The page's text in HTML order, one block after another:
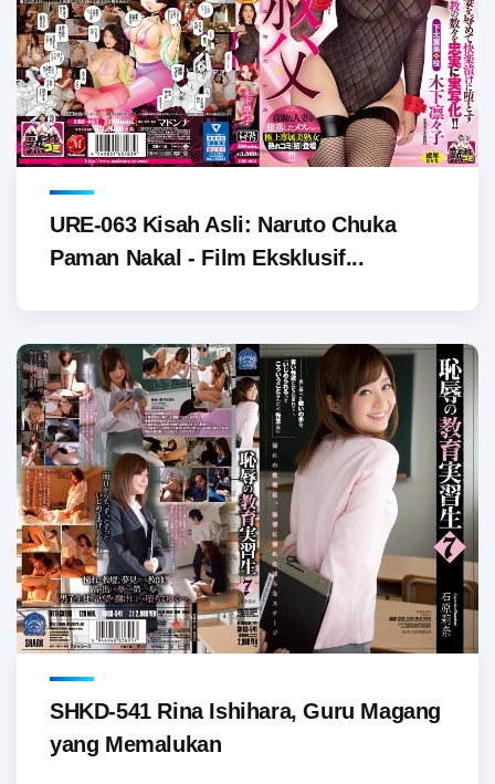
URE-063 Kisah Asli: Naruto Chuka
Paman Nakal - Film Eksklusif...
SHKD-541 Rina Ishihara, Guru Magang
yang Memalukan